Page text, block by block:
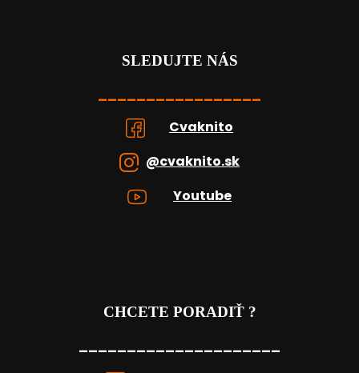
SLEDUJTE NÁS
_________________
Cvaknito
@cvaknito.sk
Youtube
CHCETE PORADIŤ ?
_____________________